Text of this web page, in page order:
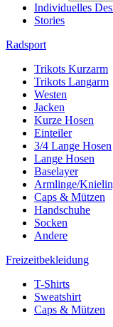
Individuelles
Stories
Radsport
Trikots Kurzarm
Trikots Langarm
Westen
Jacken
Kurze Hosen
Einteiler
3/4 Lange Hosen
Lange Hosen
Baselayer
Armlinge/
Caps & Mützen
Handschuhe
Socken
Andere
Freizeitbekleidung
T-Shirts
Sweatshirt
Caps & Mützen